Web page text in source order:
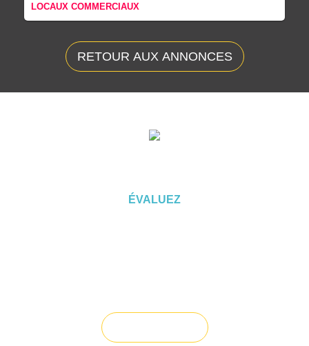
LOCAUX COMMERCIAUX
RETOUR AUX ANNONCES
ÉVALUEZ